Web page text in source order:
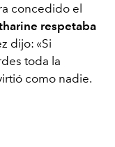
concedido el
respetaba
dijo: «Si
toda la
como nadie.